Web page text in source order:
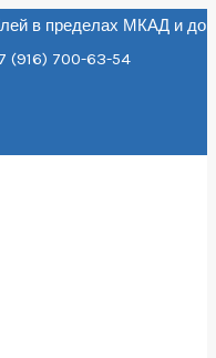
в пределах МКАД и до
+7 (916) 700-63-54